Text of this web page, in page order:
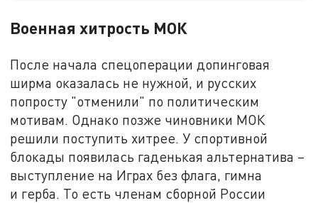
Военная хитрость МОК
После начала спецоперации допинговая
ширма оказалась не нужной, и русских
попросту "отменили" по политическим
мотивам. Однако позже чиновники МОК
решили поступить хитрее. У спортивной
блокады появилась гаденькая альтернатива –
выступление на Играх без флага, гимна
и герба. То есть членам сборной России